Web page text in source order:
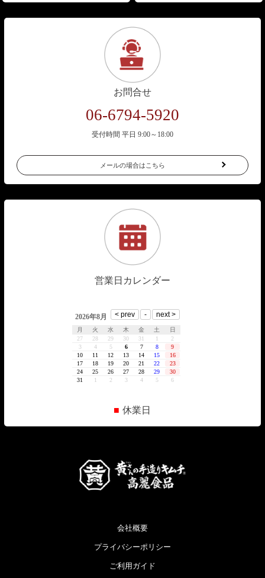
お問合せ
06-6794-5920
受付時間 平日 9:00～18:00
メールの場合はこちら
営業日カレンダー
■ 休業日
会社概要
プライバシーポリシー
ご利用ガイド